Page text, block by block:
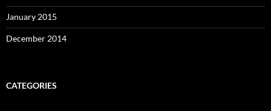
January 2015
December 2014
CATEGORIES